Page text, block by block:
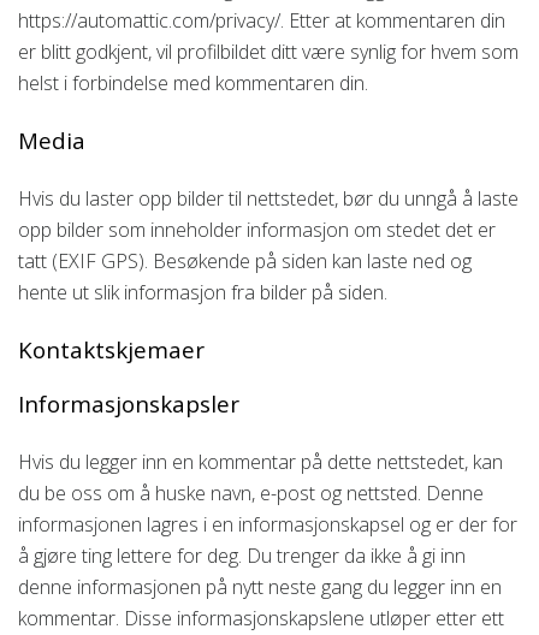
https://automattic.com/privacy/. Etter at kommentaren din
er blitt godkjent, vil profilbildet ditt være synlig for hvem som
helst i forbindelse med kommentaren din.
Media
Hvis du laster opp bilder til nettstedet, bør du unngå å laste
opp bilder som inneholder informasjon om stedet det er
tatt (EXIF GPS). Besøkende på siden kan laste ned og
hente ut slik informasjon fra bilder på siden.
Kontaktskjemaer
Informasjonskapsler
Hvis du legger inn en kommentar på dette nettstedet, kan
du be oss om å huske navn, e-post og nettsted. Denne
informasjonen lagres i en informasjonskapsel og er der for
å gjøre ting lettere for deg. Du trenger da ikke å gi inn
denne informasjonen på nytt neste gang du legger inn en
kommentar. Disse informasjonskapslene utløper etter ett